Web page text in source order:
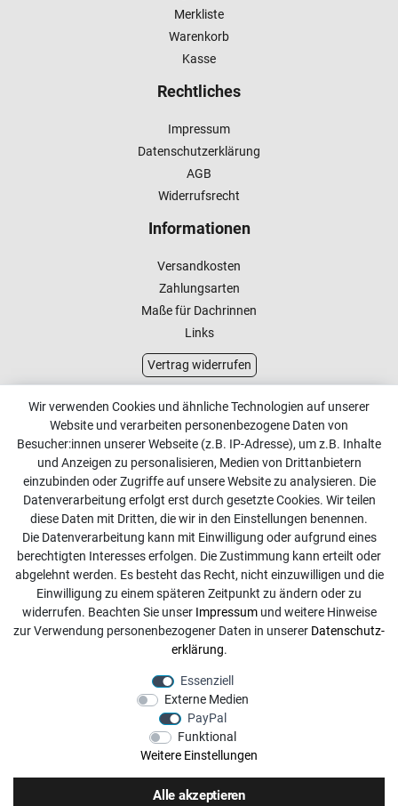
Merkliste
Warenkorb
Kasse
Rechtliches
Impressum
Datenschutzerklärung
AGB
Widerrufsrecht
Informationen
Versandkosten
Zahlungsarten
Maße für Dachrinnen
Links
Vertrag widerrufen
Kundenservice
Kontakt
Online Retourenservice
Kontakt
info@dachdecker-shop.de
+49 3501 507295
Montag - Freitag, 08:00 - 16:00
Anrufe aus dem dt. Festnetz zum Ortstarif, Preise aus dem
Mobilfunknetz ggf. abweichend (abhängig vom Provider).
Wir verwenden Cookies und ähnliche Technologien auf unserer
Website und verarbeiten personenbezogene Daten von
Besucher:innen unserer Webseite (z.B. IP-Adresse), um z.B. Inhalte
und Anzeigen zu personalisieren, Medien von Drittanbietern
einzubinden oder Zugriffe auf unsere Website zu analysieren. Die
Datenverarbeitung erfolgt erst durch gesetzte Cookies. Wir teilen
diese Daten mit Dritten, die wir in den Einstellungen benennen.
Die Datenverarbeitung kann mit Einwilligung oder aufgrund eines
berechtigten Interesses erfolgen. Die Zustimmung kann erteilt oder
abgelehnt werden. Es besteht das Recht, nicht einzuwilligen und die
Einwilligung zu einem späteren Zeitpunkt zu ändern oder zu
widerrufen. Beachten Sie unser Impressumund weitere Hinweise
zur Verwendung personenbezogener Daten in unserer Daten­schutz­
erklärung.
Essenziell
Externe Medien
PayPal
Funktional
Weitere Einstellungen
Alle akzeptieren